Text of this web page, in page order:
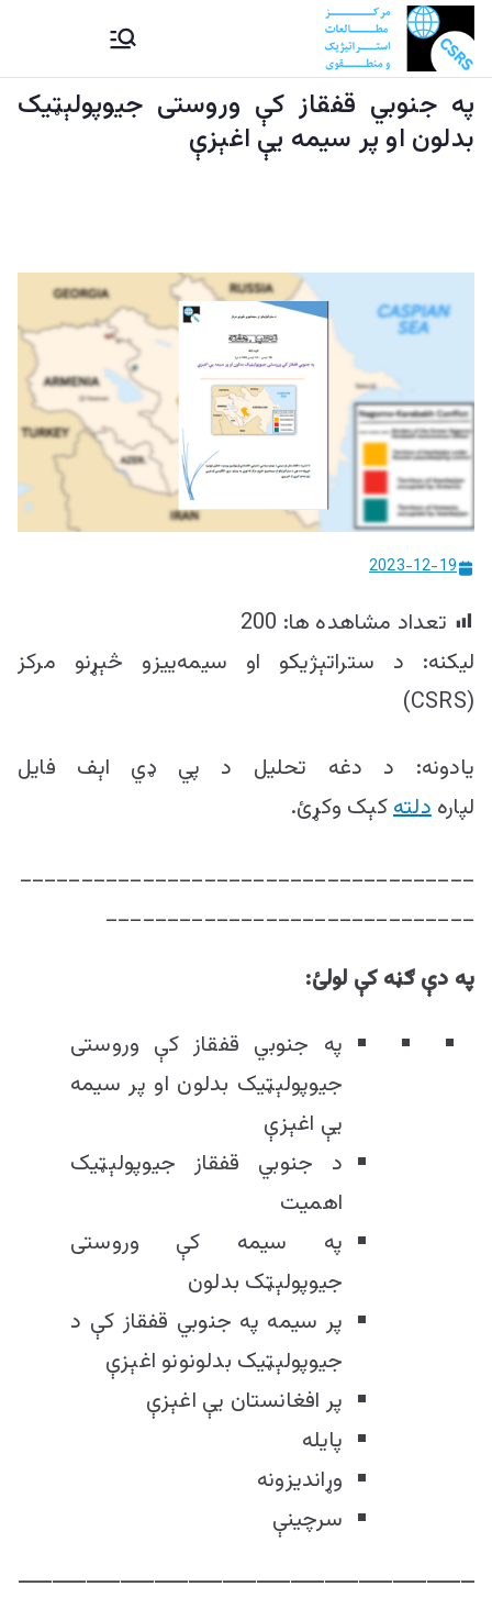
to
content
CSRS |
مرکز
مطالعات
و منطقوی |
د
ستراتېژیکو
او سیمه
ییزو څېړنو
مرکز مطالعات استراتیژيک و
منطقوی دستراتېژیکو او
سیمه ییزو څېړنو مرکز
په جنوبي قفقاز کې وروستی جیوپولېټیک
بدلون او پر سیمه یې اغېزې
2023-12-19
تعداد مشاهده ها: 200
لیکنه: د ستراتېژیکو او سیمه‌ییزو څېړنو مرکز
(CSRS)
یادونه: د دغه تحلیل د پي ډي اېف فایل
لپارهدلتهکېک وکړئ.
_____________________________________
______________________________
په دې ګڼه کې لولئ:
په جنوبي قفقاز کې وروستی
جیوپولېټیک بدلون او پر سیمه
یې اغېزې
د جنوبي قفقاز جیوپولېټیک
اهمیت
په سیمه کې وروستی
جیوپولېټک بدلون
پر سیمه په جنوبي قفقاز کې د
جیوپولېټیک بدلونونو اغېزې
پر افغانستان یې اغېزې
پايله
وړاندیزونه
سرچینې
ـــــــــــــــــــــــــــــــــــــــــــــــــــــــــــــــــــ